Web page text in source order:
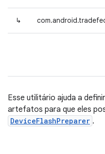
↳
Esse utilitário ajuda a
artefatos para que eles
DeviceFlashPreparer .